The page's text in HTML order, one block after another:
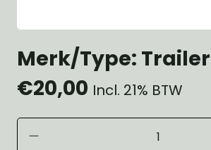
Merk/Type:
€20,00 Incl. 21% BTW